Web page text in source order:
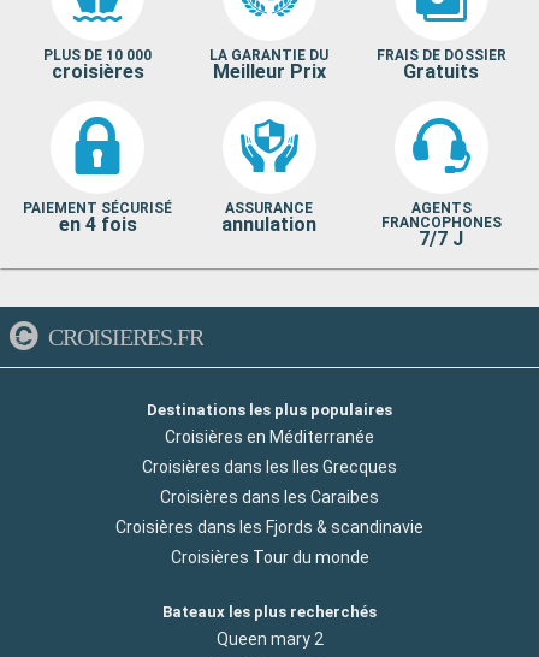
PLUS DE 10 000
croisières
LA GARANTIE DU
Meilleur Prix
FRAIS DE DOSSIER
Gratuits
PAIEMENT SÉCURISÉ
en 4 fois
ASSURANCE
annulation
AGENTS
FRANCOPHONES
7/7 J
CROISIERES.FR
Destinations les plus populaires
Croisières en Méditerranée
Croisières dans les Iles Grecques
Croisières dans les Caraibes
Croisières dans les Fjords & scandinavie
Croisières Tour du monde
Bateaux les plus recherchés
Queen mary 2